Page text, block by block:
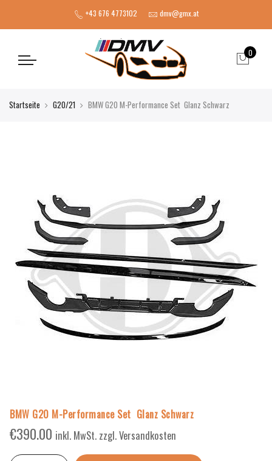
+43 676 4773102 dmv@gmx.at
0
Startseite G20/21 BMW G20 M-Performance Set Glanz Schwarz
BMW G20 M-Performance Set Glanz Schwarz
€390.00 inkl. MwSt. zzgl. Versandkosten